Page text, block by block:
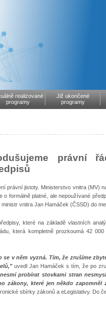
realizované
programy
Již ukončené
programy
právní
právní jistoty. Ministerstvo vnitra (MV)
formálně platné, ale nepoužívané
vnitra Jan Hamáček (ČSSD) do
které na základě vlastních
která kompletně prozkoumá 42
se v něm vyzná. Tím, že zrušíme
uvedl Jan Hamáček s tím, že po
probírat stovkami stran
zákony, které jen někdo zapomněl
sbírky zákonů a eLegislativy. Do